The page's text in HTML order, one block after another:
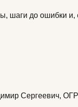
шаги до ошибки
Сергеевич,